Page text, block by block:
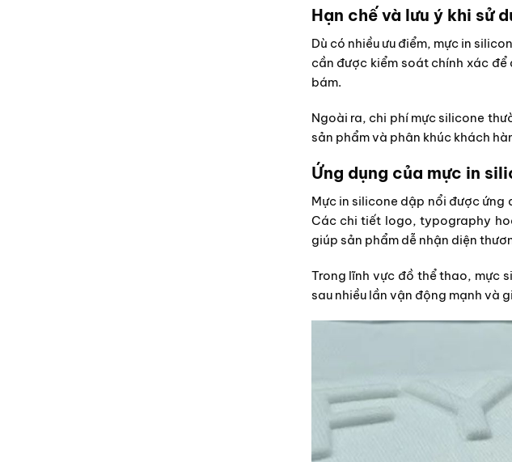
Hạn chế và lưu ý khi sử
Dù có nhiều ưu điểm, mực in
cần được kiểm soát chính xác
bám.
Ngoài ra, chi phí mực silicone
sản phẩm và phân khúc khách
Ứng dụng của mực in
Mực in silicone dập nổi được ứng
Các chi tiết logo, typography
giúp sản phẩm dễ nhận diện
Trong lĩnh vực đồ thể thao, mực
sau nhiều lần vận động mạnh và